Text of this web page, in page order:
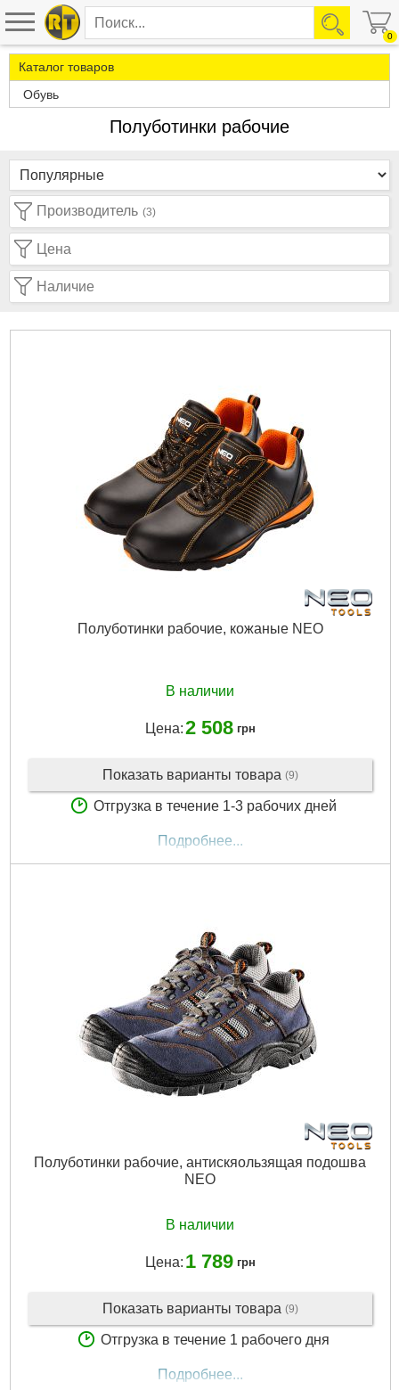
0
Каталог товаров
Обувь
Полуботинки рабочие
Производитель (3)
Цена
Наличие
Полуботинки рабочие, кожаные NEO
В наличии
Цена:2 508 грн
Показать варианты товара (9)
Отгрузка в течение 1-3 рабочих дней
Подробнее...
Полуботинки рабочие, антискяользящая подошва
NEO
В наличии
Цена: 1 789 грн
Показать варианты товара (9)
Отгрузка в течение 1 рабочего дня
Подробнее...